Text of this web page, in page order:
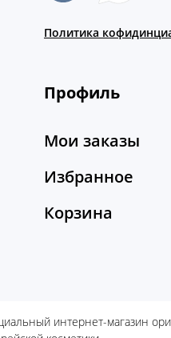
Политика
Профиль
Мои заказы
Избранное
Корзина
интернет-магазин